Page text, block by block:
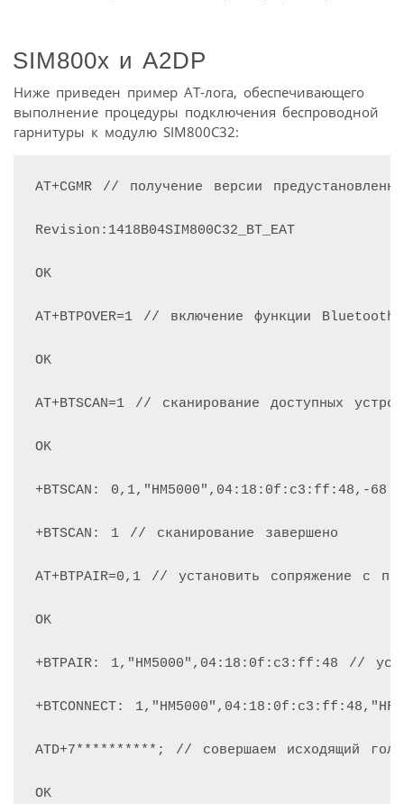
SIM800x и A2DP
Ниже приведен пример АТ-лога, обеспечивающего
выполнение процедуры подключения беспроводной
гарнитуры к модулю SIM800C32:
AT+CGMR // получение версии
Revision:1418B04SIM800C32_BT_EAT
OK
AT+BTPOVER=1 // включение функции Bluetooth
OK
AT+BTSCAN=1 // сканирование доступных
OK
+BTSCAN: 0,1,"HM5000",04:18:0f:c3:ff:48,-68
+BTSCAN: 1 // сканирование завершено
AT+BTPAIR=0,1 // установить сопряжение с
OK
+BTPAIR: 1,"HM5000",04:18:0f:c3:ff:48 //
+BTCONNECT:
ATD+7**********; // совершаем исходящий
OK